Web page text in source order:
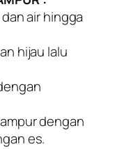
air hingga
hijau lalu
dengan
es.